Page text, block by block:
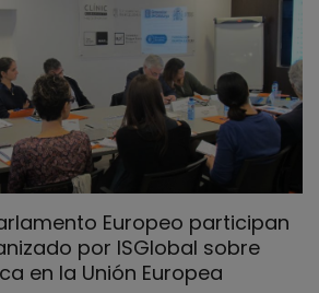
Europeo participan
por ISGlobal sobre
en la Unión Europea